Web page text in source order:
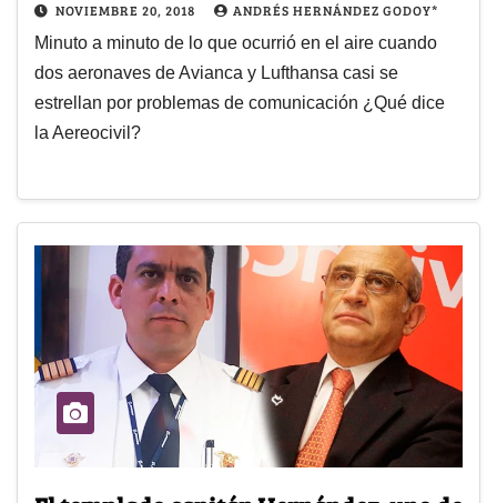
NOVIEMBRE 20, 2018 ANDRÉS HERNÁNDEZ GODOY*
Minuto a minuto de lo que ocurrió en el aire cuando
dos aeronaves de Avianca y Lufthansa casi se
estrellan por problemas de comunicación ¿Qué dice
la Aereocivil?